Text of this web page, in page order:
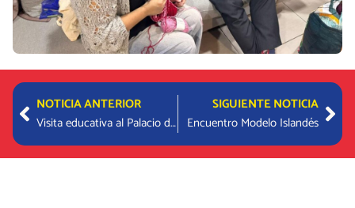
PrevNOTICIA ANTERIOR
Visita educativa al Palacio de La Moneda – 6° Básicos
SIGUIENTE NOTICIA
Encuentro Modelo Islandés